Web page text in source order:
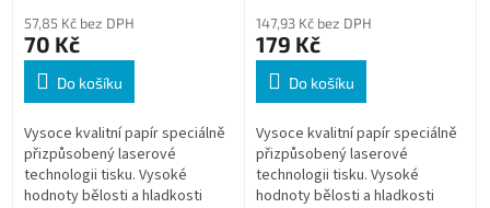
57,85 Kč bez DPH
70 Kč
Do košíku
Vysoce kvalitní papír speciálně
přizpůsobený laserové
technologii tisku. Vysoké
hodnoty bělosti a hladkosti
147,93 Kč bez DPH
179 Kč
Do košíku
Vysoce kvalitní papír speciálně
přizpůsobený laserové
technologii tisku. Vysoké
hodnoty bělosti a hladkosti